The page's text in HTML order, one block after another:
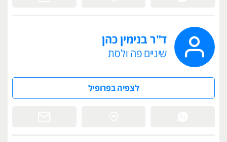
ד"ר בנימין כהן
שיניים פה ולסת
לצפיה בפרופיל